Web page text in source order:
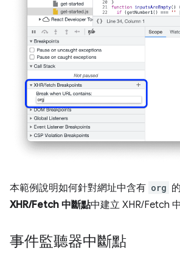
本範例說明如何針對網址中含有 org
XHR/Fetch 中斷點中建立 XHR/Fetch 中
事件監聽器中斷點